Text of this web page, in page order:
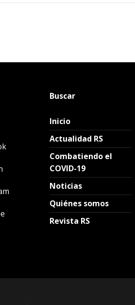
Buscar
Inicio
Actualidad RS
Combatiendo el
COVID-19
Noticias
Quiénes somos
Revista RS